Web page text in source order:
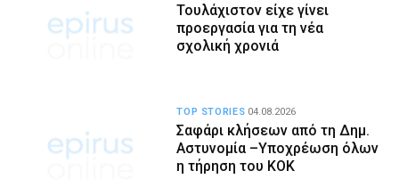
Τουλάχιστον είχε γίνει
προεργασία για τη νέα
σχολική χρονιά
Σαφάρι κλήσεων από τη Δημ.
Αστυνομία –Υποχρέωση όλων
η τήρηση του ΚΟΚ
TOP STORIES 04.08.2026